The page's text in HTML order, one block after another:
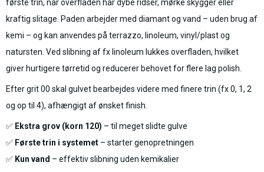
første trin, når overfladen har dybe ridser, mørke skygger eller
kraftig slitage. Paden arbejder med diamant og vand – uden brug af
kemi – og kan anvendes på terrazzo, linoleum, vinyl/plast og
natursten. Ved slibning af fx linoleum lukkes overfladen, hvilket
giver hurtigere tørretid og reducerer behovet for flere lag polish.
Efter grit 00 skal gulvet bearbejdes videre med finere trin (fx 0, 1, 2
og op til 4), afhængigt af ønsket finish.
✅ Ekstra grov (korn 120) – til meget slidte gulve
✅ Første trin i systemet – starter genopretningen
✅ Kun vand – effektiv slibning uden kemikalier